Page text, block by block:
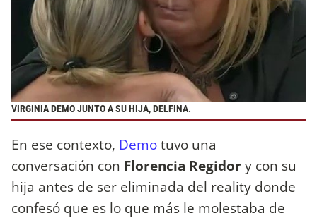
VIRGINIA DEMO JUNTO A SU HIJA, DELFINA.
En ese contexto, Demotuvo una
conversación con Florencia Regidory con su
hija antes de ser eliminada del reality donde
confesó que es lo que más le molestaba de